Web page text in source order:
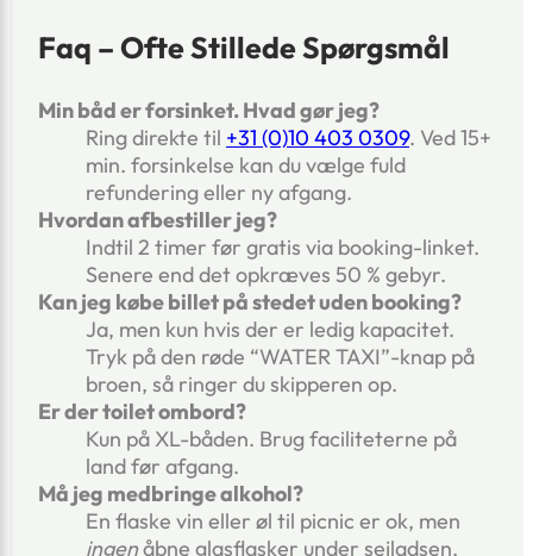
Faq – Ofte Stillede Spørgsmål
Min båd er forsinket. Hvad gør jeg?
Ring direkte til +31 (0)10 403 0309. Ved 15+
min. forsinkelse kan du vælge fuld
refundering eller ny afgang.
Hvordan afbestiller jeg?
Indtil 2 timer før gratis via booking-linket.
Senere end det opkræves 50 % gebyr.
Kan jeg købe billet på stedet uden booking?
Ja, men kun hvis der er ledig kapacitet.
Tryk på den røde “WATER TAXI”-knap på
broen, så ringer du skipperen op.
Er der toilet ombord?
Kun på XL-båden. Brug faciliteterne på
land før afgang.
Må jeg medbringe alkohol?
En flaske vin eller øl til picnic er ok, men
ingenåbne glasflasker under sejladsen.